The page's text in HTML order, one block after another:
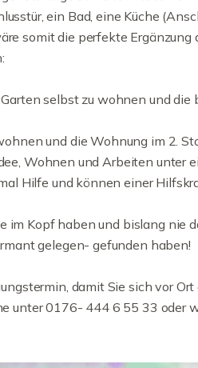
ein Bad, eine Küche
somit die perfekte
selbst zu wohnen und die
und die Wohnung im 2.
Wohnen und Arbeiten unter
Hilfe und können einer
im Kopf haben und bislang nie
gelegen- gefunden haben!
damit Sie sich vor
unter 0176- 444 6 55 33 oder